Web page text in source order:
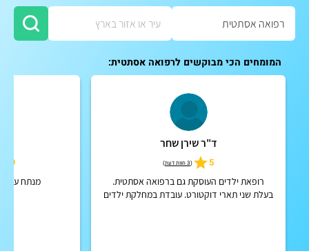
המומחים הכי מבוקשים לרפואה אסתטית:
ד"ר שירן שחר
5
(3 חוות דעת )
רופאת ילדים העוסקת גם ברפואה אסתטית.
בעלת שני תארי דוקטורט. עובדת במחלקת ילדים
4.9
מנתח